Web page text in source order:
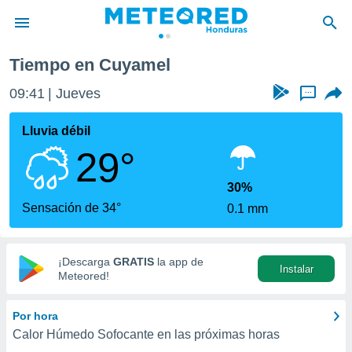
de
ha sido
para
que se
calidad.
a este
las
y
digital
basada
Tiempo en Cuyamel
09:41 Jueves ...
Lluvia débil
29°
Sensación de 34°
30%
0.1 mm
¡Descarga GRATIS la app de
Meteored!
Instalar
Por hora
Calor Húmedo Sofocante en las próximas horas